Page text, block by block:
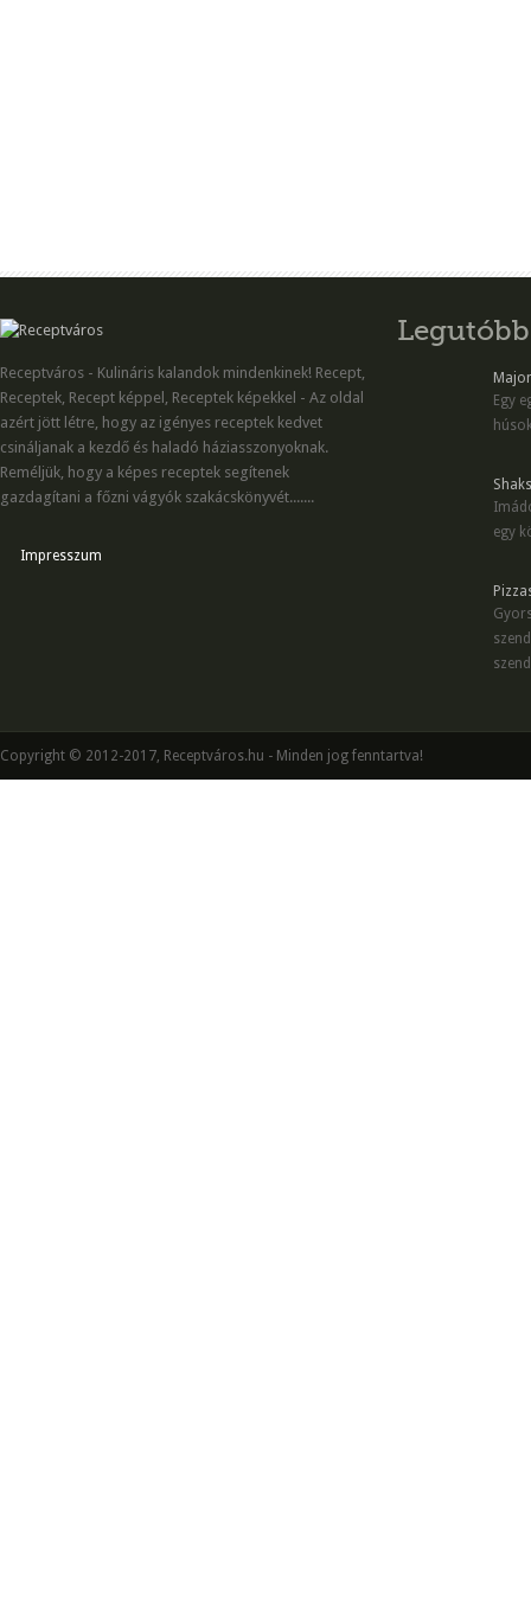
Receptváros - Kulináris kalandok mindenkinek! Recept,
Receptek, Recept képpel, Receptek képekkel - Az oldal
azért jött létre, hogy az igényes receptek kedvet
csináljanak a kezdő és haladó háziasszonyoknak.
Reméljük, hogy a képes receptek segítenek
gazdagítani a főzni vágyók szakácskönyvét.......
Impresszum
Egy
egy
Copyright © 2012-2017, Receptváros.hu - Minden jog fenntartva!